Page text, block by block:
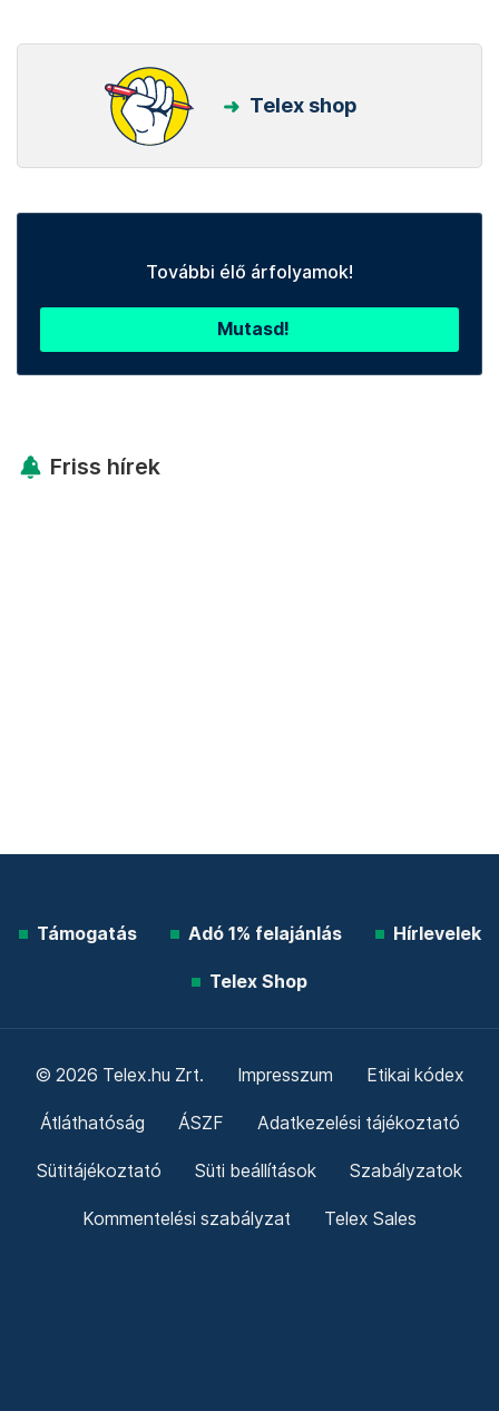
Telex shop
További élő árfolyamok!
Mutasd!
Friss hírek
Támogatás Adó 1% felajánlás Hírlevelek
Telex Shop
© 2026 Telex.hu Zrt. Impresszum Etikai kódex
Átláthatóság ÁSZF Adatkezelési tájékoztató
Sütitájékoztató Süti beállítások Szabályzatok
Kommentelési szabályzat Telex Sales